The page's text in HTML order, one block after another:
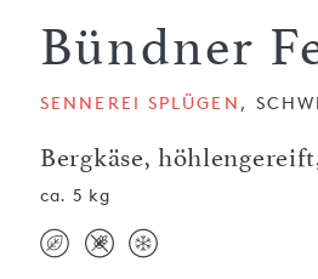
Bündner
Bergkäse,
SENNEREI SPLÜGEN ,
ca. 5 kg